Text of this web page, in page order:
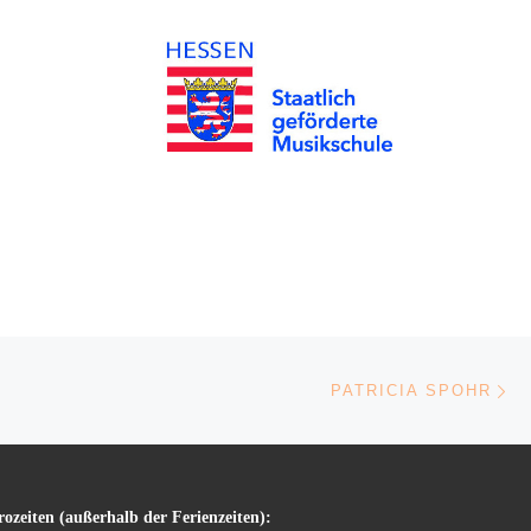
PATRICIA SPOHR
(außerhalb der Ferienzeiten):